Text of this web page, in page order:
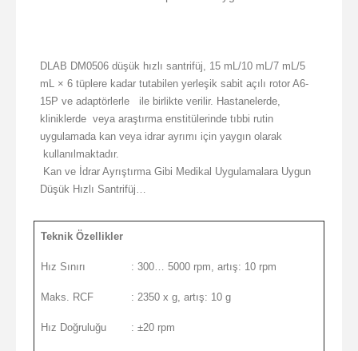
DLAB DM0506 düşük hızlı santrifüj, 15 mL/10 mL/7 mL/5
mL × 6 tüplere kadar tutabilen yerleşik sabit açılı rotor A6-
15P ve adaptörlerle ile birlikte verilir. Hastanelerde,
kliniklerde veya araştırma enstitülerinde tıbbi rutin
uygulamada kan veya idrar ayrımı için yaygın olarak
kullanılmaktadır.
Kan ve İdrar Ayrıştırma Gibi Medikal Uygulamalara Uygun
Düşük Hızlı Santrifüj…
Teknik Özellikler
Hız Sınırı : 300… 5000 rpm, artış: 10 rpm
Maks. RCF : 2350 x g, artış: 10 g
Hız Doğruluğu : ±20 rpm